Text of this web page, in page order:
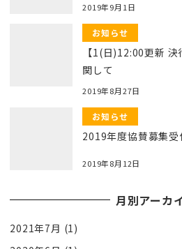
2019年9月1日
お知らせ
【1(日)12:00更新
関して
2019年8月27日
お知らせ
2019年度協賛募集受
2019年8月12日
月別アーカ
2021年7月 (1)